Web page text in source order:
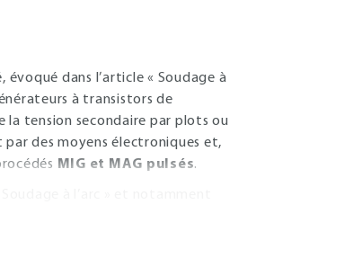
dans l’article « Soudage à
à transistors de
la tension secondaire par plots ou
des moyens électroniques et,
MIG et MAG pulsés.